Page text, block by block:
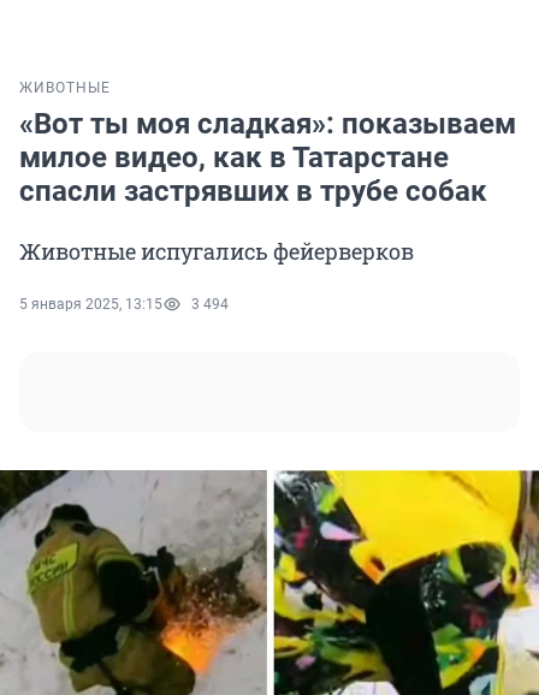
ЖИВОТНЫЕ
«Вот ты моя сладкая»: показываем
милое видео, как в Татарстане
спасли застрявших в трубе собак
Животные испугались фейерверков
5 января 2025, 13:15 3 494